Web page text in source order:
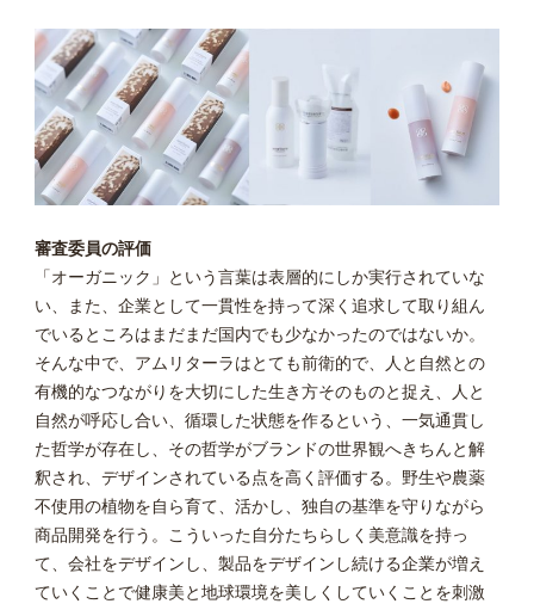
審査委員の評価
「オーガニック」という言葉は表層的にしか実行されていな
い、また、企業として一貫性を持って深く追求して取り組ん
でいるところはまだまだ国内でも少なかったのではないか。
そんな中で、アムリターラはとても前衛的で、人と自然との
有機的なつながりを大切にした生き方そのものと捉え、人と
自然が呼応し合い、循環した状態を作るという、一気通貫し
た哲学が存在し、その哲学がブランドの世界観へきちんと解
釈され、デザインされている点を高く評価する。野生や農薬
不使用の植物を自ら育て、活かし、独自の基準を守りながら
商品開発を行う。こういった自分たちらしく美意識を持っ
て、会社をデザインし、製品をデザインし続ける企業が増え
ていくことで健康美と地球環境を美しくしていくことを刺激